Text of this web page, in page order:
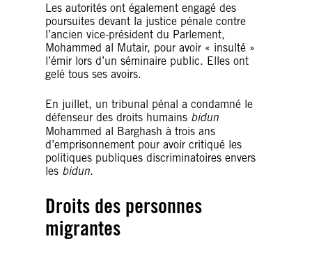
Les autorités ont également engagé des
poursuites devant la justice pénale contre
l’ancien vice-président du Parlement,
Mohammed al Mutair, pour avoir « insulté »
l’émir lors d’un séminaire public. Elles ont
gelé tous ses avoirs.
En juillet, un tribunal pénal a condamné le
défenseur des droits humains bidun
Mohammed al Barghash à trois ans
d’emprisonnement pour avoir critiqué les
politiques publiques discriminatoires envers
les bidun.
Droits des personnes
migrantes